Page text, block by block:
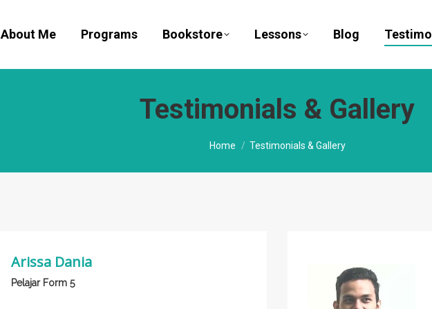
About Me Programs Bookstore Lessons Blog
Testimonials & Gallery
You are here:
Home Testimonials & Gallery
Arissa Dania
Pelajar Form 5